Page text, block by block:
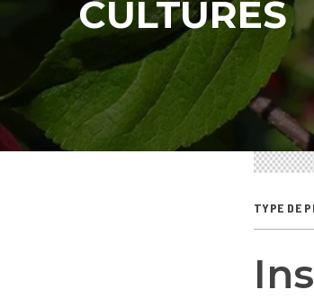
CULTURES
TYPE DE